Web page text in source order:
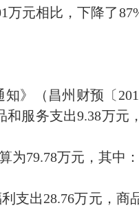
元相比，下降了
》（昌州财预〔
服务支出9.38万元
79.78万元，其中：
支出28.76万元，商